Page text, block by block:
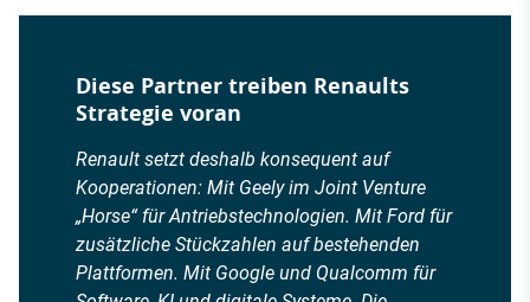
Diese Partner treiben Renaults
Strategie voran
Renault setzt deshalb konsequent auf
Kooperationen: Mit Geely im Joint Venture
„Horse“ für Antriebstechnologien. Mit Ford für
zusätzliche Stückzahlen auf bestehenden
Plattformen. Mit Google und Qualcomm für